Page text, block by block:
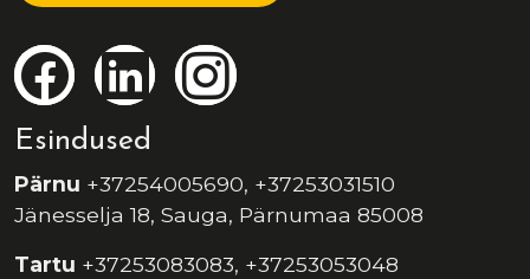
Esindused
Pärnu +37254005690, +37253031510
Jänesselja 18, Sauga, Pärnumaa 85008
Tartu +37253083083, +37253053048